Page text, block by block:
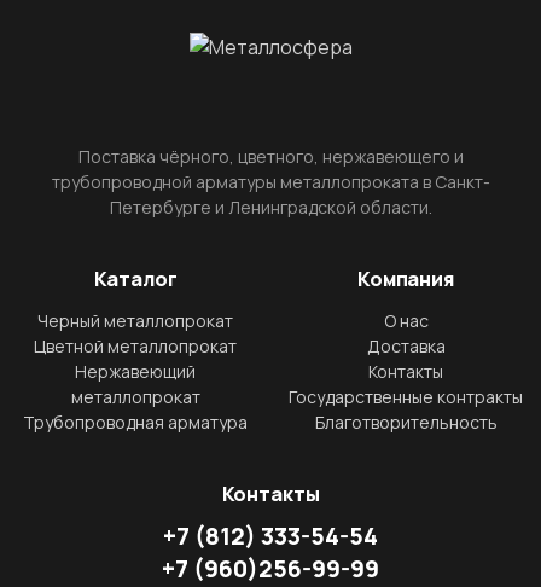
Поставка чёрного, цветного, нержавеющего и
трубопроводной арматуры металлопроката в Санкт-
Петербурге и Ленинградской области.
Каталог
Черный металлопрокат
Цветной металлопрокат
Нержавеющий
металлопрокат
Трубопроводная арматура
Компания
О нас
Доставка
Контакты
Государственные контракты
Благотворительность
Контакты
+7 (812) 333-54-54
+7 (960)256-99-99